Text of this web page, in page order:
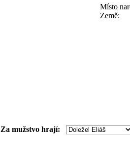
Místo
Země:
Za mužstvo hrají: